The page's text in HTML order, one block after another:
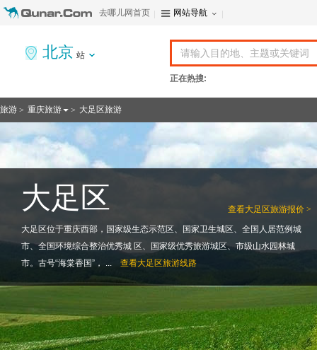
去哪儿网首页 网站导航
北京 站
正在热搜:
旅游 > 重庆旅游 > 大足区旅游
查看大足区旅游报价 >
大足区
大足区位于重庆西部，国家级生态示范区、国家卫生城区、全国人居范例城
市、全国环境综合整治优秀城 区、国家级优秀旅游城区、市级山水园林城
市。古号“海棠香国”， ...
查看大足区旅游线路